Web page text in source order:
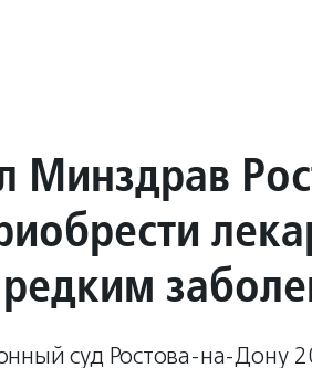
Минздрав
суд Ростова-на-Дону